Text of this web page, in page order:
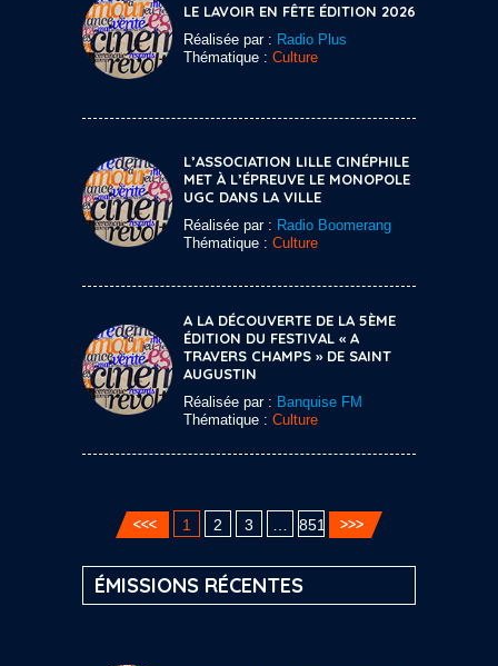
LE LAVOIR EN FÊTE ÉDITION 2026
Réalisée par : Radio Plus
Thématique : Culture
L’ASSOCIATION LILLE CINÉPHILE
MET À L’ÉPREUVE LE MONOPOLE
UGC DANS LA VILLE
Réalisée par : Radio Boomerang
Thématique : Culture
A LA DÉCOUVERTE DE LA 5ÈME
ÉDITION DU FESTIVAL « A
TRAVERS CHAMPS » DE SAINT
AUGUSTIN
Réalisée par : Banquise FM
Thématique : Culture
1 2 3 851
ÉMISSIONS RÉCENTES